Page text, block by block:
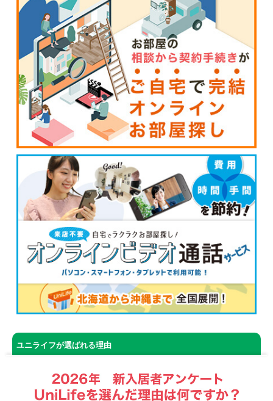
ユニライフが選ばれる理由